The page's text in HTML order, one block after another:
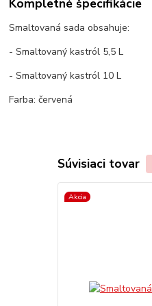
Kompletné špecifikácie
Smaltovaná sada obsahuje:
- Smaltovaný kastról 5,5 L
- Smaltovaný kastról 10 L
Farba: červená
Súvisiaci tovar
Akcia